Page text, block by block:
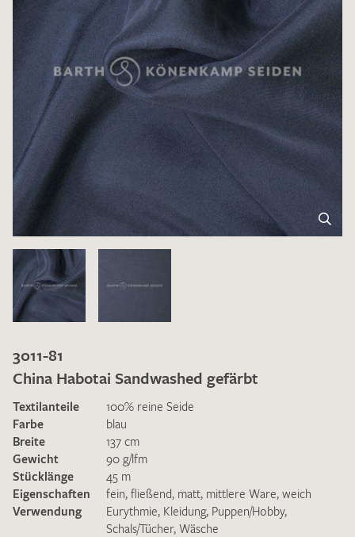
Ich bin damit einverstanden, dass meine angegebenen Daten
zur Beantwortung meiner Musteranfrage genutzt werden.
DieDatenschutzbestimmungenhabe ich zur Kenntnis
genommen und akzeptiere diese.
3011-81
China Habotai Sandwashed gefärbt
Textilanteile
100% reine Seide
Farbe
blau
Breite
137 cm
Gewicht
90 g/lfm
Stücklänge
45 m
Eigenschaften
fein, fließend, matt, mittlere Ware, weich
Verwendung
Eurythmie, Kleidung, Puppen/Hobby,
Schals/Tücher, Wäsche